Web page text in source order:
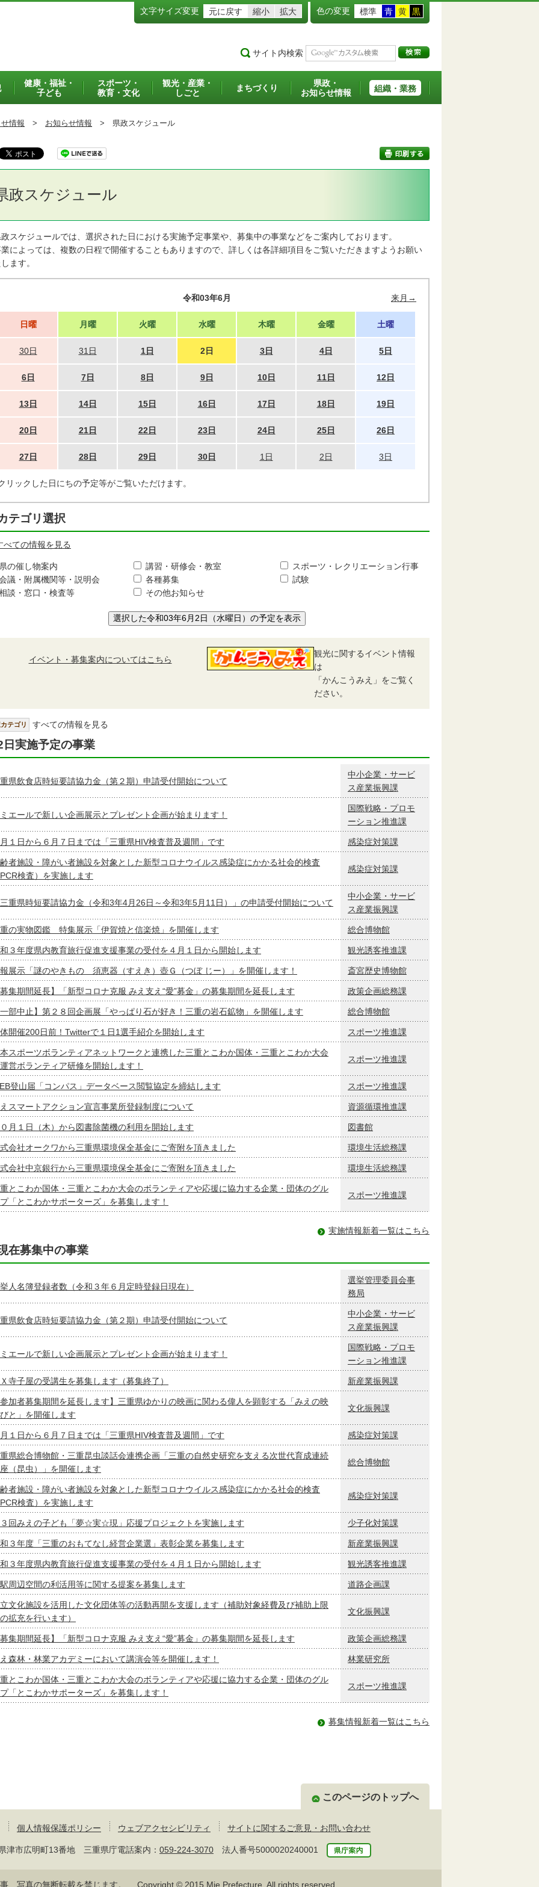
文字サイズ変更 元に戻す 縮小 拡大 色の変更 標準 青 黄 黒
サイト内検索
健康・福祉・
子ども
スポーツ・
教育・文化
観光・産業・
しごと
まちづくり
県政・
お知らせ情報
組織・業務
情報 > お知らせ情報 > 県政スケジュール
政スケジュール
ケジュールでは、選択された日における実施予定事業や、募集中の事業などをご案内しております。
よっては、複数の日程で開催することもありますので、詳しくは各詳細項目をご覧いただきますようお願い
ます。
令和03年6月 来月→
日曜 月曜 火曜 水曜 木曜 金曜 土曜
30日 31日 1日 2日 3日 4日 5日
6日 7日 8日 9日 10日 11日 12日
13日 14日 15日 16日 17日 18日 19日
20日 21日 22日 23日 24日 25日 26日
27日 28日 29日 30日 1日 2日 3日
リックした日にちの予定等がご覧いただけます。
テゴリ選択
べての情報を見る
の催し物案内 講習・研修会・教室
スポーツ・レクリエーション行事
議・附属機関等・説明会
各種募集
試験
談・窓口・検査等
その他お知らせ
選択した令和03年6月2日（水曜日）の予定を表示
イベント・募集案内についてはこちら
観光に関するイベント情報
は
「かんこうみえ」をご覧く
ださい。
テゴリ すべての情報を見る
日実施予定の事業
県飲食店時短要請協力金（第２期）申請受付開始について
中小企業・サービ
ス産業振興課
エールで新しい企画展示とプレゼント企画が始まります！
国際戦略・プロモ
ーション推進課
１日から６月７日までは「三重県HIV検査普及週間」です 感染症対策課
者施設・障がい者施設を対象とした新型コロナウイルス感染症にかかる社会的検査
検査）を実施します
感染症対策課
重県時短要請協力金（令和3年4月26日～令和3年5月11日）」の申請受付開始について
中小企業・サービ
ス産業振興課
の実物図鑑 特集展示「伊賀焼と信楽焼」を開催します 総合博物館
３年度県内教育旅行促進支援事業の受付を４月１日から開始します 観光誘客推進課
展示「謎のやきもの 須恵器（すえき）壺Ｇ（つぼ じー）」を開催します！ 斎宮歴史博物館
集期間延長】「新型コロナ克服 みえ支え“愛”募金」の募集期間を延長します 政策企画総務課
部中止】第２８回企画展「やっぱり石が好き！三重の岩石鉱物」を開催します 総合博物館
開催200日前！Twitterで１日1選手紹介を開始します スポーツ推進課
スポーツボランティアネットワークと連携した三重とこわか国体・三重とこわか大会
営ボランティア研修を開始します！
スポーツ推進課
登山届「コンパス」データベース閲覧協定を締結します スポーツ推進課
スマートアクション宣言事業所登録制度について 資源循環推進課
月１日（木）から図書除菌機の利用を開始します 図書館
会社オークワから三重県環境保全基金にご寄附を頂きました 環境生活総務課
会社中京銀行から三重県環境保全基金にご寄附を頂きました 環境生活総務課
とこわか国体・三重とこわか大会のボランティアや応援に協力する企業・団体のグル
「とこわかサポーターズ」を募集します！
スポーツ推進課
実施情報新着一覧はこちら
在募集中の事業
人名簿登録者数（令和３年６月定時登録日現在）
選挙管理委員会事
務局
県飲食店時短要請協力金（第２期）申請受付開始について
中小企業・サービ
ス産業振興課
エールで新しい企画展示とプレゼント企画が始まります！
国際戦略・プロモ
ーション推進課
寺子屋の受講生を募集します（募集終了） 新産業振興課
加者募集期間を延長します】三重県ゆかりの映画に関わる偉人を顕彰する「みえの映
と」を開催します
文化振興課
１日から６月７日までは「三重県HIV検査普及週間」です 感染症対策課
県総合博物館・三重昆虫談話会連携企画「三重の自然史研究を支える次世代育成連続
（昆虫）」を開催します
総合博物館
者施設・障がい者施設を対象とした新型コロナウイルス感染症にかかる社会的検査
検査）を実施します
感染症対策課
回みえの子ども「夢☆実☆現」応援プロジェクトを実施します 少子化対策課
３年度「三重のおもてなし経営企業選」表彰企業を募集します 新産業振興課
３年度県内教育旅行促進支援事業の受付を４月１日から開始します 観光誘客推進課
周辺空間の利活用等に関する提案を募集します 道路企画課
文化施設を活用した文化団体等の活動再開を支援します（補助対象経費及び補助上限
拡充を行います）
文化振興課
集期間延長】「新型コロナ克服 みえ支え“愛”募金」の募集期間を延長します 政策企画総務課
森林・林業アカデミーにおいて講演会等を開催します！ 林業研究所
とこわか国体・三重とこわか大会のボランティアや応援に協力する企業・団体のグル
「とこわかサポーターズ」を募集します！
スポーツ推進課
募集情報新着一覧はこちら
このページのトップへ
個人情報保護ポリシー ウェブアクセシビリティ サイトに関するご意見・お問い合わせ
市広明町13番地 三重県庁電話案内： 059-224-3070 法人番号5000020240001
、写真の無断転載を禁じます。 Copyright © 2015 Mie Prefecture, All rights reserved.